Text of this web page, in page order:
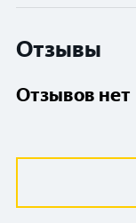
Отзывы
Отзывов нет